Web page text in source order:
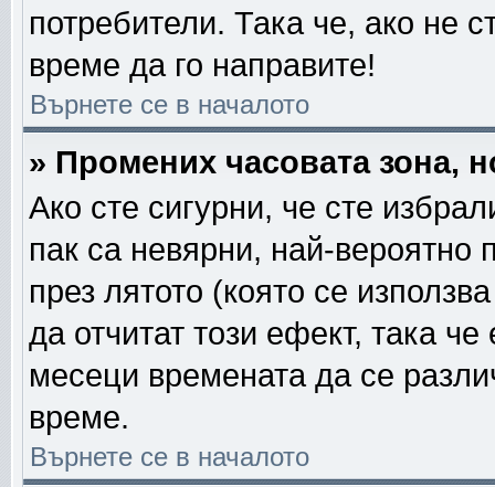
потребители. Така че, ако не
време да го направите!
Върнете се в началото
» Промених часовата зона,
Ако сте сигурни, че сте
пак са невярни, най-
през лятото (която се
да отчитат този ефект, така
месеци времената да се
време.
Върнете се в началото